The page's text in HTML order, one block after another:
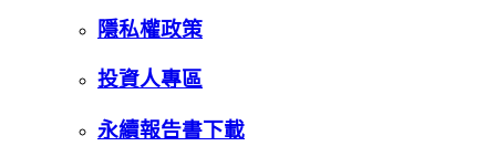
隱私權政策
投資人專區
永續報告書下載